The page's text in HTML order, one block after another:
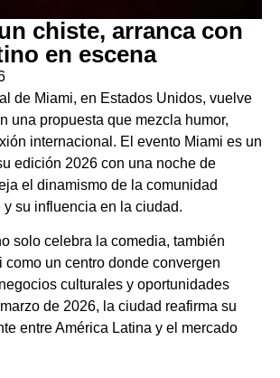
chiste, arranca con
en escena
de Miami, en Estados Unidos, vuelve
una propuesta que mezcla humor,
internacional. El evento Miami es un
edición 2026 con una noche de
el dinamismo de la comunidad
su influencia en la ciudad.
solo celebra la comedia, también
como un centro donde convergen
culturales y oportunidades
de 2026, la ciudad reafirma su
entre América Latina y el mercado